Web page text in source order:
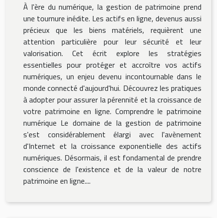
À l'ère du numérique, la gestion de patrimoine prend
une tournure inédite. Les actifs en ligne, devenus aussi
précieux que les biens matériels, requièrent une
attention particulière pour leur sécurité et leur
valorisation. Cet écrit explore les stratégies
essentielles pour protéger et accroître vos actifs
numériques, un enjeu devenu incontournable dans le
monde connecté d'aujourd'hui. Découvrez les pratiques
à adopter pour assurer la pérennité et la croissance de
votre patrimoine en ligne. Comprendre le patrimoine
numérique Le domaine de la gestion de patrimoine
s'est considérablement élargi avec l'avènement
d'Internet et la croissance exponentielle des actifs
numériques. Désormais, il est fondamental de prendre
conscience de l'existence et de la valeur de notre
patrimoine en ligne....